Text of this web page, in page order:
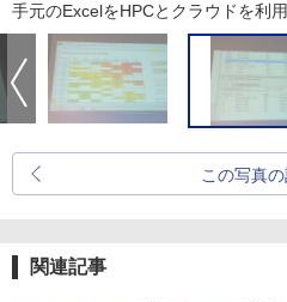
手元のExcelをHPCとクラウドを利
この写真
関連記事